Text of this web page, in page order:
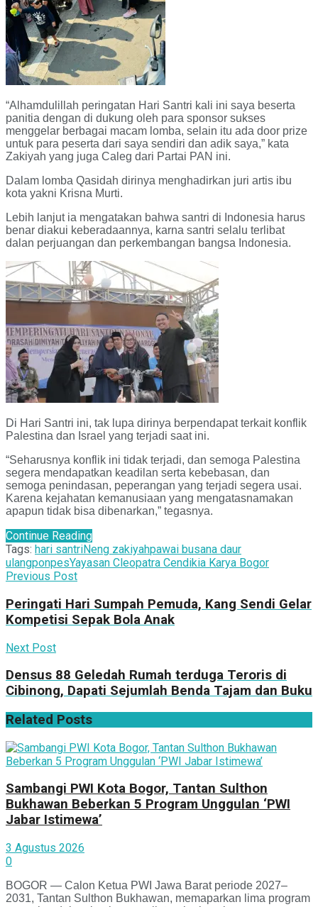
“Alhamdulillah peringatan Hari Santri kali ini saya beserta
panitia dengan di dukung oleh para sponsor sukses
menggelar berbagai macam lomba, selain itu ada door prize
untuk para peserta dari saya sendiri dan adik saya,” kata
Zakiyah yang juga Caleg dari Partai PAN ini.
Dalam lomba Qasidah dirinya menghadirkan juri artis ibu
kota yakni Krisna Murti.
Lebih lanjut ia mengatakan bahwa santri di Indonesia harus
benar diakui keberadaannya, karna santri selalu terlibat
dalan perjuangan dan perkembangan bangsa Indonesia.
Di Hari Santri ini, tak lupa dirinya berpendapat terkait konflik
Palestina dan Israel yang terjadi saat ini.
“Seharusnya konflik ini tidak terjadi, dan semoga Palestina
segera mendapatkan keadilan serta kebebasan, dan
semoga penindasan, peperangan yang terjadi segera usai.
Karena kejahatan kemanusiaan yang mengatasnamakan
apapun tidak bisa dibenarkan,” tegasnya.
Continue Reading
Tags: hari santriNeng zakiyahpawai busana daur
ulangponpesYayasan Cleopatra Cendikia Karya Bogor
Previous Post
Peringati Hari Sumpah Pemuda, Kang Sendi Gelar
Kompetisi Sepak Bola Anak
Next Post
Densus 88 Geledah Rumah terduga Teroris di
Cibinong, Dapati Sejumlah Benda Tajam dan Buku
Related Posts
Sambangi PWI Kota Bogor, Tantan Sulthon
Bukhawan Beberkan 5 Program Unggulan ‘PWI
Jabar Istimewa’
3 Agustus 2026
0
BOGOR — Calon Ketua PWI Jawa Barat periode 2027–
2031, Tantan Sulthon Bukhawan, memaparkan lima program